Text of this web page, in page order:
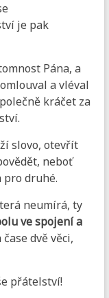
je pak
Pána, a
a vléval
kráčet za
slovo, otevřít
neboť
pro druhé.
neumírá, ty
ve spojení a
dvě věci,
přátelství!